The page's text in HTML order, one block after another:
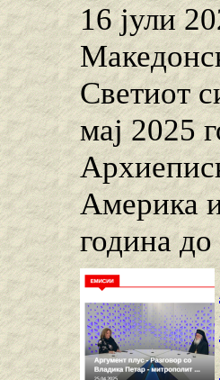
16 јули
Светиот
мај 2025
Америка
година